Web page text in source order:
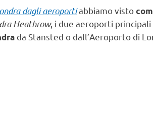
dagli aeroportiabbiamo visto
Heathrow, i due aeroporti
da Stansted o dall’Aeroporto di